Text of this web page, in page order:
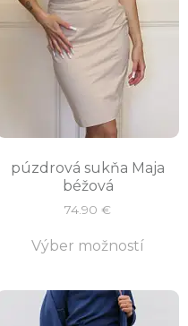
púzdrová sukňa Maja
béžová
74.90 €
Výber možností